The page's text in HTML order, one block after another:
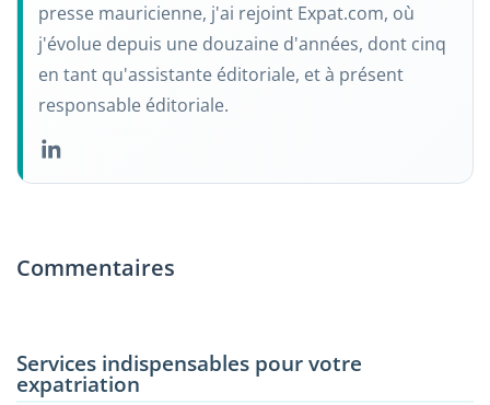
presse mauricienne, j'ai rejoint Expat.com, où
j'évolue depuis une douzaine d'années, dont cinq
en tant qu'assistante éditoriale, et à présent
responsable éditoriale.
Commentaires
Services indispensables pour votre
expatriation